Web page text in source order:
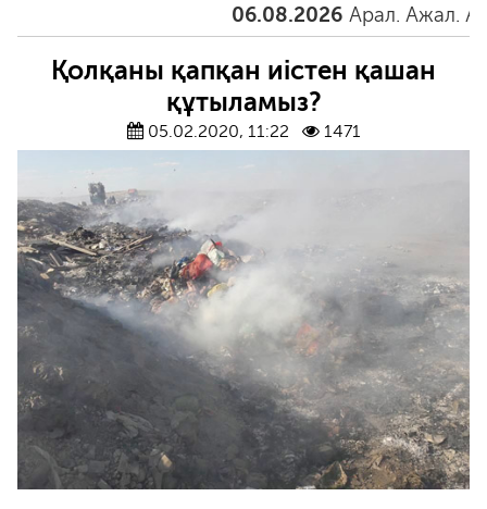
06.08.2026 Арал. Ажал. Айғақ
Қолқаны қапқан иістен қашан
құтыламыз?
05.02.2020, 11:22 1471